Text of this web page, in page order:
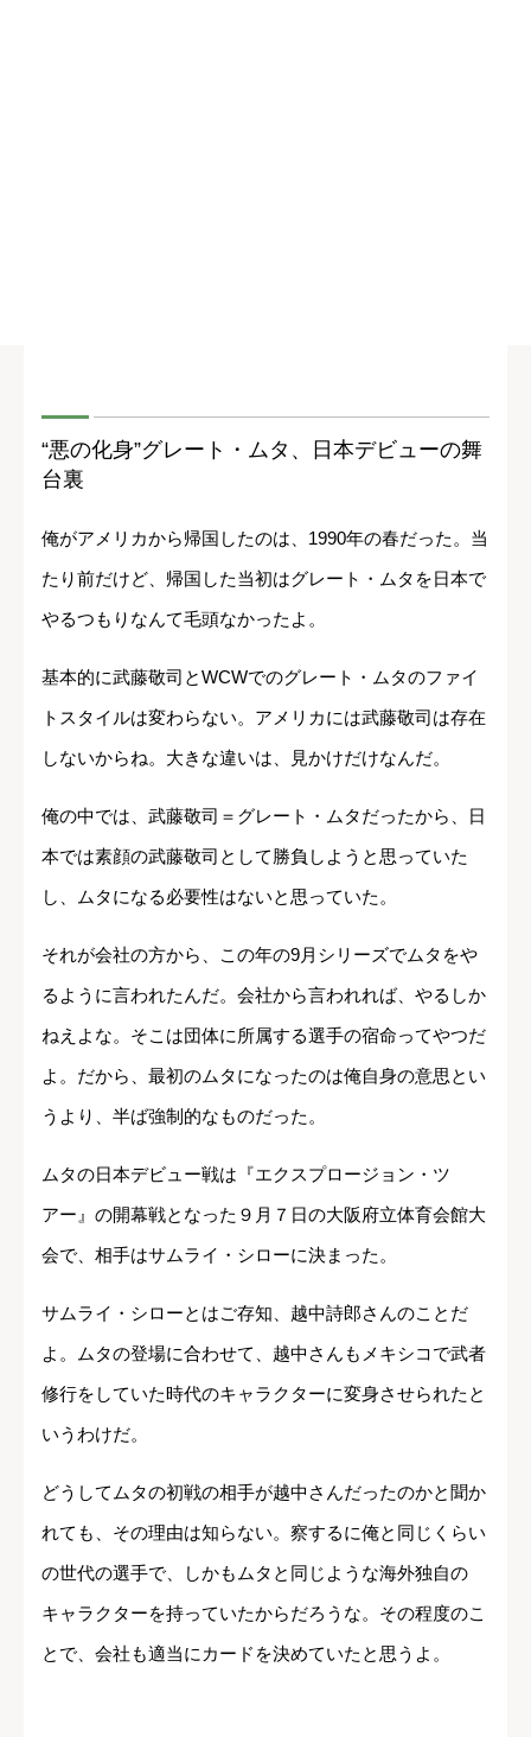
“悪の化身”グレート・ムタ、日本デビューの舞
台裏
俺がアメリカから帰国したのは、1990年の春だった。当
たり前だけど、帰国した当初はグレート・ムタを日本で
やるつもりなんて毛頭なかったよ。
基本的に武藤敬司とWCWでのグレート・ムタのファイ
トスタイルは変わらない。アメリカには武藤敬司は存在
しないからね。大きな違いは、見かけだけなんだ。
俺の中では、武藤敬司＝グレート・ムタだったから、日
本では素顔の武藤敬司として勝負しようと思っていた
し、ムタになる必要性はないと思っていた。
それが会社の方から、この年の9月シリーズでムタをや
るように言われたんだ。会社から言われれば、やるしか
ねえよな。そこは団体に所属する選手の宿命ってやつだ
よ。だから、最初のムタになったのは俺自身の意思とい
うより、半ば強制的なものだった。
ムタの日本デビュー戦は『エクスプロージョン・ツ
アー』の開幕戦となった９月７日の大阪府立体育会館大
会で、相手はサムライ・シローに決まった。
サムライ・シローとはご存知、越中詩郎さんのことだ
よ。ムタの登場に合わせて、越中さんもメキシコで武者
修行をしていた時代のキャラクターに変身させられたと
いうわけだ。
どうしてムタの初戦の相手が越中さんだったのかと聞か
れても、その理由は知らない。察するに俺と同じくらい
の世代の選手で、しかもムタと同じような海外独自の
キャラクターを持っていたからだろうな。その程度のこ
とで、会社も適当にカードを決めていたと思うよ。